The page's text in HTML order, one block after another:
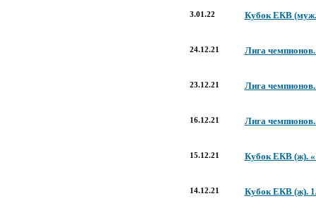
3.01.22 Кубок ЕКВ
24.12.21 Лига
23.12.21 Лига
16.12.21 Лига
15.12.21 Кубок ЕКВ (ж).
14.12.21 Кубок ЕКВ (ж).